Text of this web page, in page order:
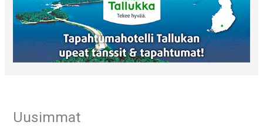
Uusimmat